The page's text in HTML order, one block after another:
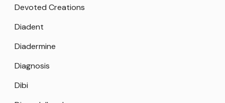
Devoted Creations
Diadent
Diadermine
Diagnosis
Dibi